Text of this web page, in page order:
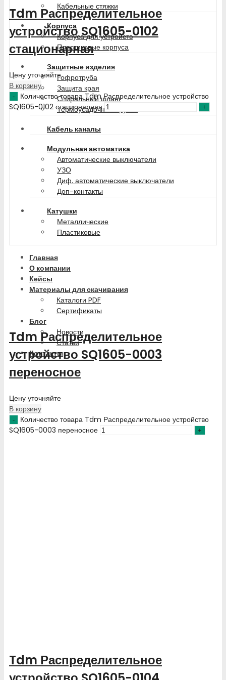
Кабельные стяжки
Корпуса
Корпуса для устройств
Пластиковые корпуса
Защитные изделия
Гофротруба
Защита края
Спиральный шланг
Термоусадочные трубки
Кабель каналы
Модульная автоматика
Автоматические выключатели
УЗО
Диф. автоматические выключатели
Доп-контакты
Катушки
Металлические
Пластиковые
Главная
О компании
Кейсы
Материалы для скачивания
Каталоги PDF
Сертификаты
Блог
Новости
Статьи
Контакты
Tdm Распределительное
устройство SQ1605-0102
стационарная
Цену уточняйте
В корзину
Количество товара Tdm Распределительное устройство
SQ1605-0102 стационарная
Tdm Распределительное
устройство SQ1605-0003
переносное
Цену уточняйте
В корзину
Количество товара Tdm Распределительное устройство
SQ1605-0003 переносное
Tdm Распределительное